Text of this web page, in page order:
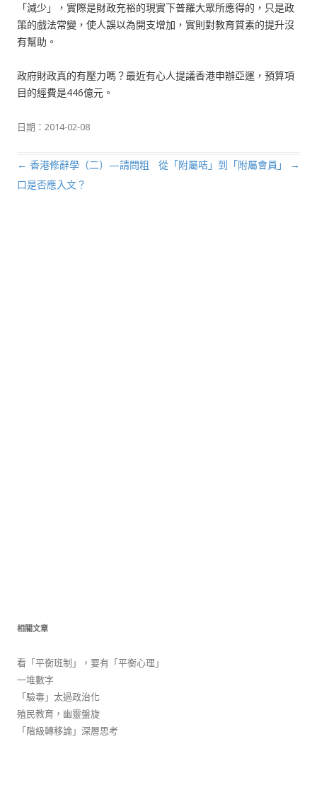
「減少」，實際是財政充裕的現實下普羅大眾所應得的，只是政
策的戲法常變，使人誤以為開支增加，實則對教育質素的提升沒
有幫助。
政府財政真的有壓力嗎？最近有心人提議香港申辦亞運，預算項
目的經費是446億元。
日期： 2014-02-08
文章導航列
← 香港修辭學（二）—請問粗
口是否應入文？
從「附屬咭」到「附屬會員」 →
相關文章
看「平衡班制」，要有「平衡心理」
一堆數字
「驗毒」太過政治化
殖民教育，幽靈盤旋
「階級轉移論」深層思考